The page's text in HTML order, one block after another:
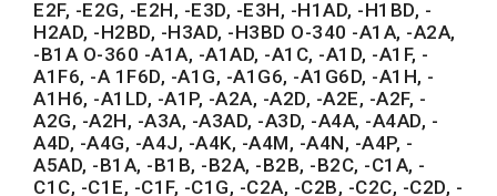
E2F, -E2G, -E2H, -E3D, -E3H, -H1AD, -H1BD, -
H2AD, -H2BD, -H3AD, -H3BD O-340 -A1A, -A2A,
-B1A O-360 -A1A, -A1AD, -A1C, -A1D, -A1F, -
A1F6, -A 1F6D, -A1G, -A1G6, -A1G6D, -A1H, -
A1H6, -A1LD, -A1P, -A2A, -A2D, -A2E, -A2F, -
A2G, -A2H, -A3A, -A3AD, -A3D, -A4A, -A4AD, -
A4D, -A4G, -A4J, -A4K, -A4M, -A4N, -A4P, -
A5AD, -B1A, -B1B, -B2A, -B2B, -B2C, -C1A, -
C1C, -C1E, -C1F, -C1G, -C2A, -C2B, -C2C, -C2D, -